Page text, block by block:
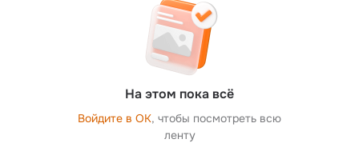
На этом пока всё
Войдите в ОК, чтобы посмотреть всю
ленту